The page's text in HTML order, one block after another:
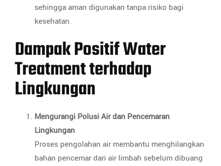
sehingga aman digunakan tanpa risiko bagi
kesehatan.
Dampak Positif Water
Treatment terhadap
Lingkungan
Mengurangi Polusi Air dan Pencemaran
Lingkungan
Proses pengolahan air membantu menghilangkan
bahan pencemar dari air limbah sebelum dibuang